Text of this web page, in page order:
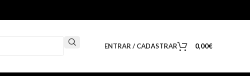
ENTRAR / CADASTRAR 0,00€